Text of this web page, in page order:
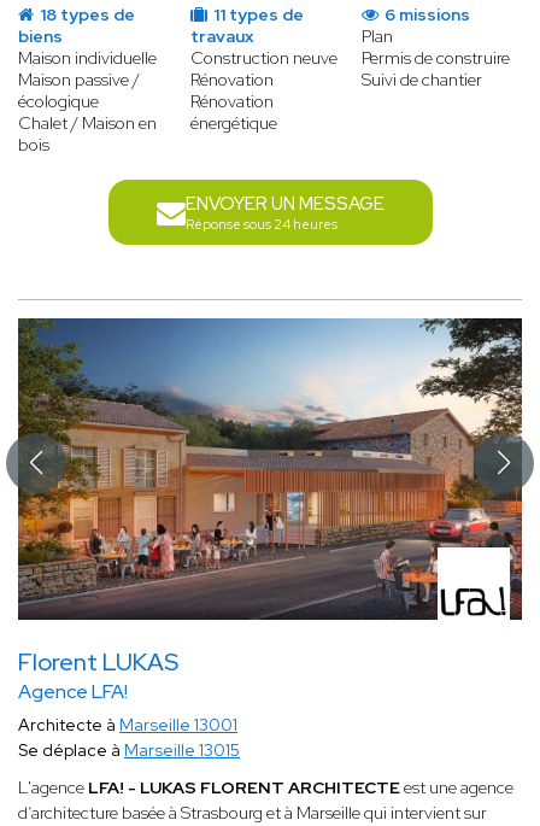
18 types de
biens
Maison individuelle
Maison passive /
écologique
Chalet / Maison en
bois
11 types de
travaux
Construction neuve
Rénovation
Rénovation
énergétique
6 missions
Plan
Permis de construire
Suivi de chantier
ENVOYER UN MESSAGE
Réponse sous 24 heures
Florent LUKAS
Agence LFA!
Architecte à Marseille 13001
Se déplace à Marseille 13015
L'agence LFA! - LUKAS FLORENT ARCHITECTEest une agence
d’architecture basée à Strasbourg et à Marseille qui intervient sur